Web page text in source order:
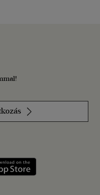
Szerezd meg: Google